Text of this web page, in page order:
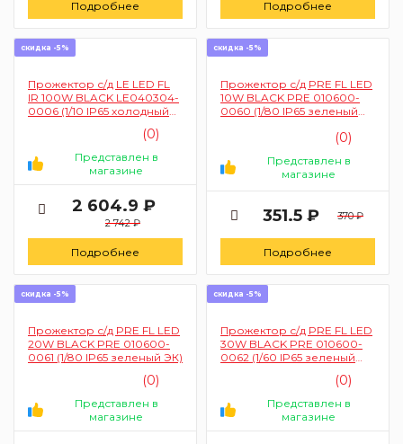
Подробнее Подробнее
скидка -5%
Прожектор с/д LE LED FL
IR 100W BLACK LE040304-
0006 (1/10 IP65 холодный
(0)
Представлен в
магазине
2 604.9 ₽
2 742 ₽
Подробнее
скидка -5%
Прожектор с/д PRE FL LED
10W BLACK PRE 010600-
0060 (1/80 IP65 зеленый
(0)
Представлен в
магазине
351.5 ₽ 370 ₽
Подробнее
скидка -5%
Прожектор с/д PRE FL LED
20W BLACK PRE 010600-
0061 (1/80 IP65 зеленый ЭК)
(0)
Представлен в
магазине
скидка -5%
Прожектор с/д PRE FL LED
30W BLACK PRE 010600-
0062 (1/60 IP65 зеленый
(0)
Представлен в
магазине